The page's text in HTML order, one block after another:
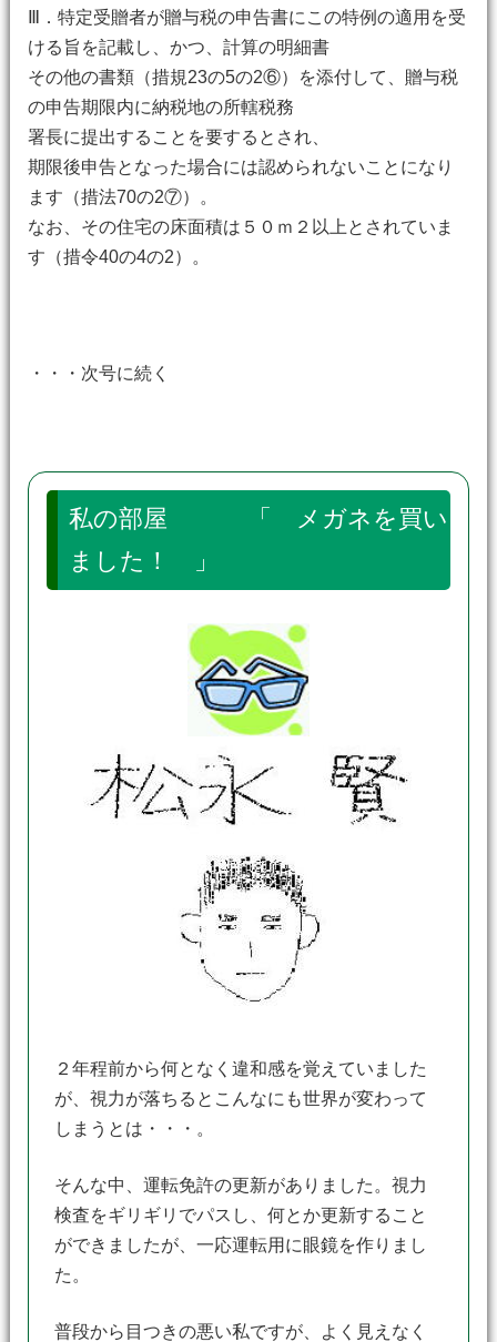
Ⅲ．特定受贈者が贈与税の申告書にこの特例の適用を受
ける旨を記載し、かつ、計算の明細書
その他の書類（措規23の5の2⑥）を添付して、贈与税
の申告期限内に納税地の所轄税務
署長に提出することを要するとされ、
期限後申告となった場合には認められないことになり
ます（措法70の2⑦）。
なお、その住宅の床面積は５０ｍ２以上とされていま
す（措令40の4の2）。
・・・次号に続く
私の部屋 「 メガネを買い
ました！ 」
２年程前から何となく違和感を覚えていました
が、視力が落ちるとこんなにも世界が変わって
しまうとは・・・。
そんな中、運転免許の更新がありました。視力
検査をギリギリでパスし、何とか更新すること
ができましたが、一応運転用に眼鏡を作りまし
た。
普段から目つきの悪い私ですが、よく見えなく